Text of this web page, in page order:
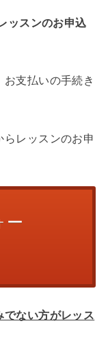
ッスンのお申込
支払いの手続き
レッスンのお申
ー
でない方がレッス